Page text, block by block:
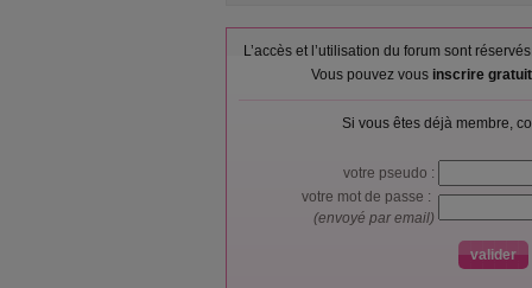
L’accès et l’utilisation du forum sont
Vous pouvez vous inscrire
Si vous êtes déjà membre,
votre pseudo :
votre mot de passe :
(envoyé par email)